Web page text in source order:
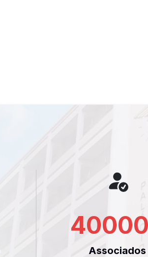
40000
Associados